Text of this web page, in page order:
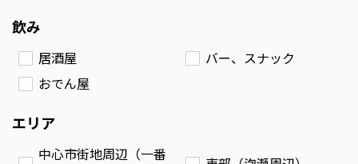
飲み
居酒屋
バー、スナック
おでん屋
エリア
中心市街地周辺（一番